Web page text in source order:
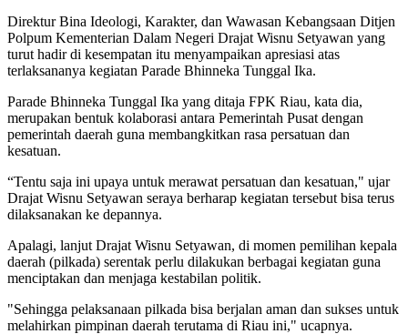
Direktur Bina Ideologi, Karakter, dan Wawasan Kebangsaan Ditjen
Polpum Kementerian Dalam Negeri Drajat Wisnu Setyawan yang
turut hadir di kesempatan itu menyampaikan apresiasi atas
terlaksananya kegiatan Parade Bhinneka Tunggal Ika.
Parade Bhinneka Tunggal Ika yang ditaja FPK Riau, kata dia,
merupakan bentuk kolaborasi antara Pemerintah Pusat dengan
pemerintah daerah guna membangkitkan rasa persatuan dan
kesatuan.
“Tentu saja ini upaya untuk merawat persatuan dan kesatuan," ujar
Drajat Wisnu Setyawan seraya berharap kegiatan tersebut bisa terus
dilaksanakan ke depannya.
Apalagi, lanjut Drajat Wisnu Setyawan, di momen pemilihan kepala
daerah (pilkada) serentak perlu dilakukan berbagai kegiatan guna
menciptakan dan menjaga kestabilan politik.
"Sehingga pelaksanaan pilkada bisa berjalan aman dan sukses untuk
melahirkan pimpinan daerah terutama di Riau ini," ucapnya.